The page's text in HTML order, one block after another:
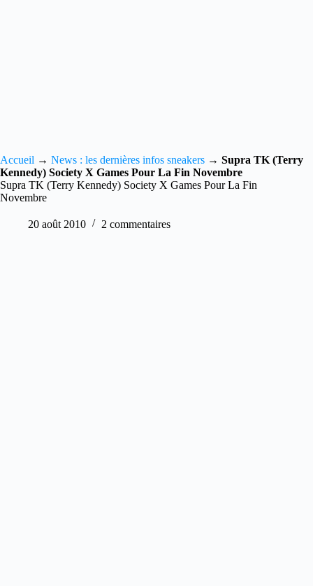
Accueil → News : les dernières infos sneakers → Supra TK (Terry
Kennedy) Society X Games Pour La Fin Novembre
Supra TK (Terry Kennedy) Society X Games Pour La Fin
Novembre
20 août 2010 2 commentaires